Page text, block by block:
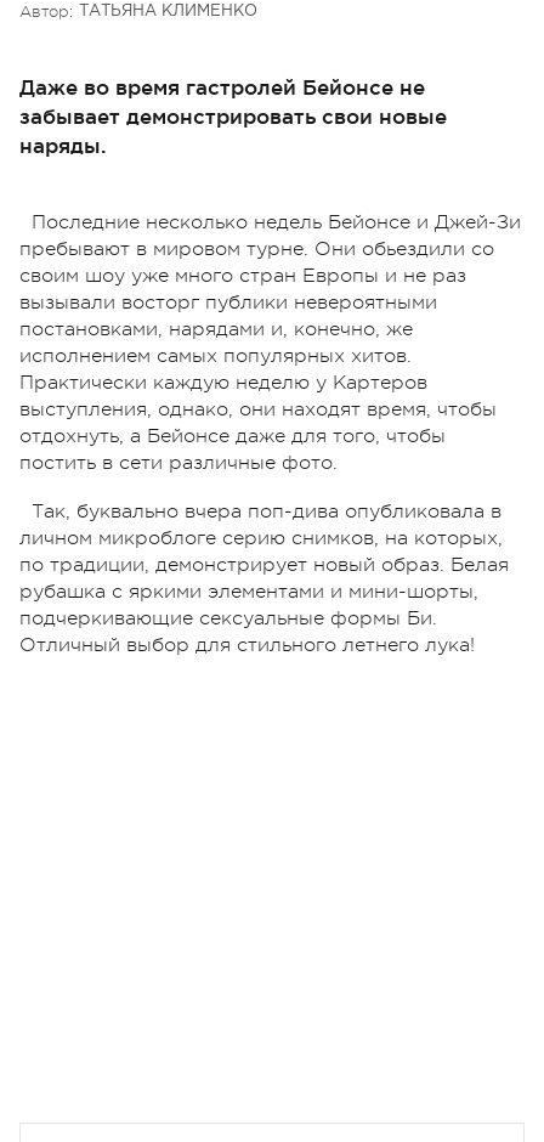
Автор: ТАТЬЯНА КЛИМЕНКО
Даже во время гастролей Бейонсе не
забывает демонстрировать свои новые
наряды.
Последние несколько недель Бейонсе и Джей-Зи
пребывают в мировом турне. Они обьездили со
своим шоу уже много стран Европы и не раз
вызывали восторг публики невероятными
постановками, нарядами и, конечно, же
исполнением самых популярных хитов.
Практически каждую неделю у Картеров
выступления, однако, они находят время, чтобы
отдохнуть, а Бейонсе даже для того, чтобы
постить в сети различные фото.
Так, буквально вчера поп-дива опубликовала в
личном микроблоге серию снимков, на которых,
по традиции, демонстрирует новый образ. Белая
рубашка с яркими элементами и мини-шорты,
подчеркивающие сексуальные формы Би.
Отличный выбор для стильного летнего лука!